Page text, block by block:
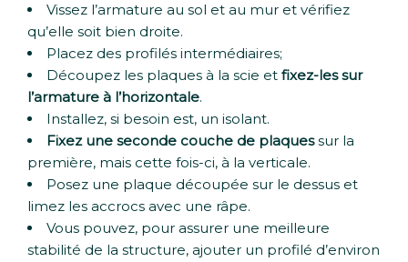
Vissez l’armature au sol et au mur et vérifiez
qu’elle soit bien droite.
Placez des profilés intermédiaires;
Découpez les plaques à la scie et fixez-les sur
l’armature à l’horizontale.
Installez, si besoin est, un isolant.
Fixez une seconde couche de plaquessur la
première, mais cette fois-ci, à la verticale.
Posez une plaque découpée sur le dessus et
limez les accrocs avec une râpe.
Vous pouvez, pour assurer une meilleure
stabilité de la structure, ajouter un profilé d’environ